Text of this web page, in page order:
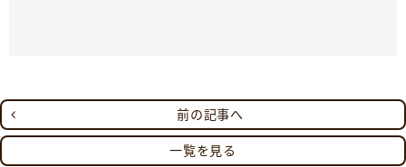
前の記事へ
一覧を見る